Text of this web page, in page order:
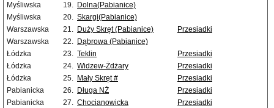
Myśliwska
19. Dolna(Pabianice)
Myśliwska
20. Skargi(Pabianice)
Warszawska
21. Duży Skręt (Pabianice)
Przesiadki
Warszawska
22. Dąbrowa (Pabianice)
Łódzka
23. Teklin
Przesiadki
Łódzka
24. Widzew-Żdżary
Przesiadki
Łódzka
25. Mały Skręt #
Przesiadki
Pabianicka
26. Długa NŻ
Przesiadki
Pabianicka
27. Chocianowicka
Przesiadki